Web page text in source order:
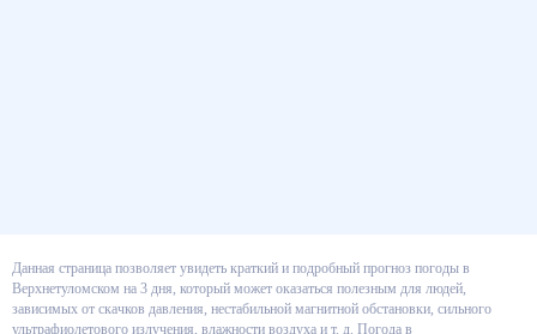
Данная страница позволяет увидеть краткий и подробный прогноз
погоды в Верхнетуломском на 3 дня, который может оказаться полезным
для людей, зависимых от скачков давления, нестабильной магнитной
обстановки, сильного ультрафиолетового излучения, влажности воздуха